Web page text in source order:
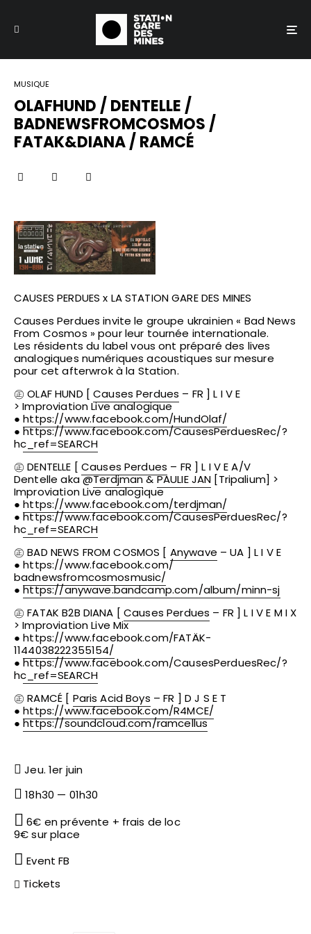
MUSIQUE
OLAFHUND / DENTELLE /
BADNEWSFROMCOSMOS /
FATAK&DIANA / RAMCÉ
CAUSES PERDUES x LA STATION GARE DES MINES
Causes Perdues invite le groupe ukrainien « Bad News
From Cosmos » pour leur tournée internationale.
Les résidents du label vous ont préparé des lives
analogiques numériques acoustiques sur mesure
pour cet afterwrok à la Station.
㊣ OLAF HUND [Causes Perdues – FR ] L I V E
> Improviation Live analogique
●https://www.facebook.com/HundOlaf/
●https://www.facebook.com/CausesPerduesRec/?
hc_ref=SEARCH
㊣ DENTELLE [ Causes Perdues – FR ] L I V E A/V
Dentelle aka @Terdjman&PAULIE JAN [Tripalium] >
Improviation Live analogique
●https://www.facebook.com/terdjman/
●https://www.facebook.com/CausesPerduesRec/?
hc_ref=SEARCH
㊣ BAD NEWS FROM COSMOS [ Anywave – UA ] L I V E
●https://www.facebook.com/
badnewsfromcosmosmusic/
●https://anywave.bandcamp.com/album/minn-sj
㊣ FATAK B2B DIANA [ Causes Perdues – FR ] L I V E M I X
> Improviation Live Mix
●https://www.facebook.com/FATÄK-
1144038222355154/
●https://www.facebook.com/CausesPerduesRec/?
hc_ref=SEARCH
㊣ RAMCÉ [ Paris Acid Boys – FR ] D J S E T
●https://www.facebook.com/R4MCE/
●https://soundcloud.com/ramcellus
Jeu. 1er juin
18h30 — 01h30
6€ en prévente + frais de loc
9€ sur place
Event FB
Tickets